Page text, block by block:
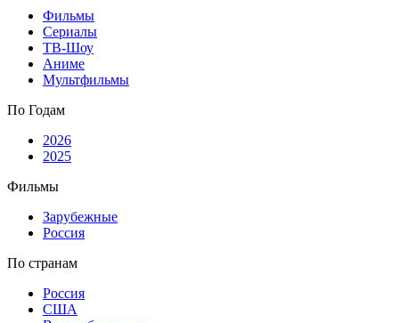
Фильмы
Сериалы
ТВ-Шоу
Аниме
Мультфильмы
По Годам
2026
2025
Фильмы
Зарубежные
Россия
По странам
Россия
США